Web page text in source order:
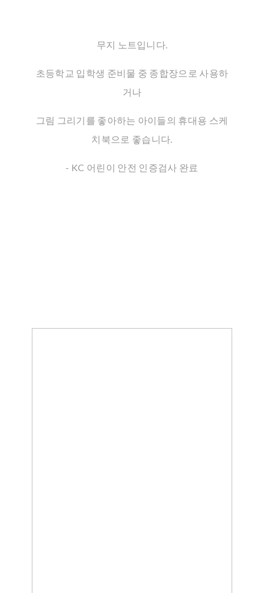
무지 노트입니다.
초등학교 입학생 준비물 중 종합장으로 사용하
거나
그림 그리기를 좋아하는 아이들의 휴대용 스케
치북으로 좋습니다.
- KC 어린이 안전 인증검사 완료